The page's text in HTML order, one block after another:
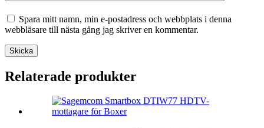
Spara mitt namn, min e-postadress och webbplats i denna
webbläsare till nästa gång jag skriver en kommentar.
Skicka
Relaterade produkter